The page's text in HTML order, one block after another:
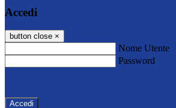
Accedi
button close ×
Nome Utente
Password